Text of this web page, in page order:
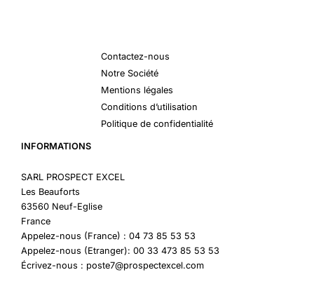
Contactez-nous
Notre Société
Mentions légales
Conditions d’utilisation
Politique de confidentialité
INFORMATIONS
SARL PROSPECT EXCEL
Les Beauforts
63560 Neuf-Eglise
France
Appelez-nous (France) : 04 73 85 53 53
Appelez-nous (Etranger): 00 33 473 85 53 53
Écrivez-nous : poste7@prospectexcel.com